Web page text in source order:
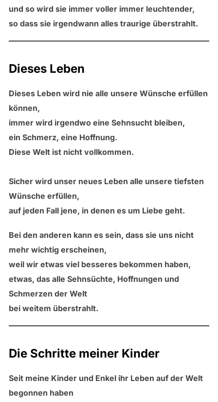
und so wird sie immer voller immer leuchtender,
so dass sie irgendwann alles traurige überstrahlt.
Dieses Leben
Dieses Leben wird nie alle unsere Wünsche erfüllen
können,
immer wird irgendwo eine Sehnsucht bleiben,
ein Schmerz, eine Hoffnung.
Diese Welt ist nicht vollkommen.
Sicher wird unser neues Leben alle unsere tiefsten
Wünsche erfüllen,
auf jeden Fall jene, in denen es um Liebe geht.
Bei den anderen kann es sein, dass sie uns nicht
mehr wichtig erscheinen,
weil wir etwas viel besseres bekommen haben,
etwas, das alle Sehnsüchte, Hoffnungen und
Schmerzen der Welt
bei weitem überstrahlt.
Die Schritte meiner Kinder
Seit meine Kinder und Enkel ihr Leben auf der Welt
begonnen haben